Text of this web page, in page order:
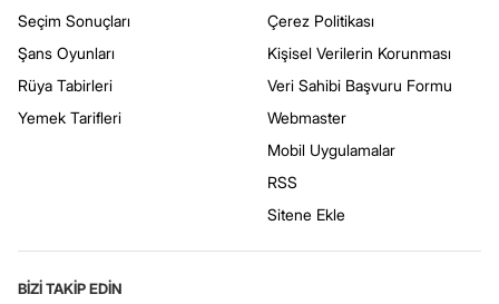
Seçim Sonuçları
Şans Oyunları
Rüya Tabirleri
Yemek Tarifleri
Çerez Politikası
Kişisel Verilerin Korunması
Veri Sahibi Başvuru Formu
Webmaster
Mobil Uygulamalar
RSS
Sitene Ekle
BİZİ TAKİP EDİN